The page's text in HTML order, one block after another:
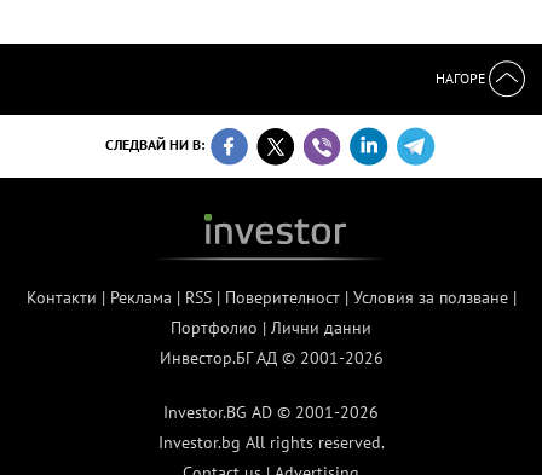
НАГОРЕ
СЛЕДВАЙ НИ В:
Контакти | Реклама | RSS| Поверителност| Условия за ползване|
Портфолио | Лични данни
Инвестор.БГ АД © 2001-2026
Investor.BG AD © 2001-2026
Investor.bg All rights reserved.